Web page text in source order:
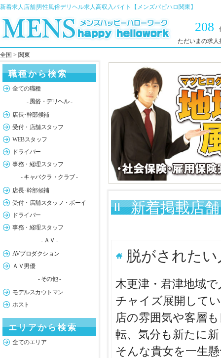
新着求人店舗|男性風俗デリヘル求人高収入バイト【メンズパピハロ関東】
208
ただいまの求人
全国 > 関東
職種から検索
全ての職種
- 風俗・デリヘル -
店長･幹部候補
受付・店舗スタッフ
WEBスタッフ
ドライバー
事務・経理スタッフ
- キャバクラ・クラブ -
店長･幹部候補
受付・店舗スタッフ・ボーイ
ドライバー
事務・経理スタッフ
- ＡＶ -
AVプロダクション
ＡＶ男優
- その他 -
モデルスカウトマン
ホスト
エリアから検索
全てのエリア
新着掲載店
脱がされた
木更津・君津地域
チャイズ展開して
店の雰囲気や客層
転、気分も新たに
そんな貴女を一生